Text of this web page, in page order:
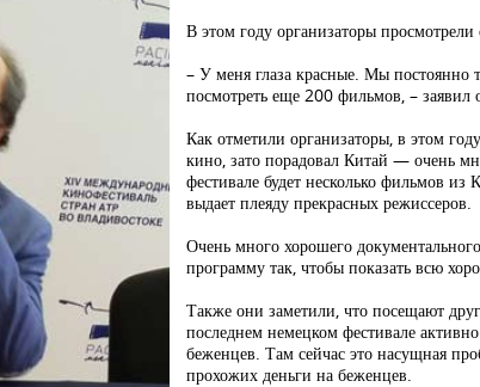
В этом году организаторы
– У меня глаза красные. Мы постоянно
посмотреть еще 200 фильмов, –
Как отметили организаторы, в этом
кино, зато порадовал Китай — очень
фестивале будет несколько фильмов из
выдает плеяду прекрасных режиссеров.
Очень много хорошего
программу так, чтобы показать всю
Также они заметили, что посещают
последнем немецком фестивале
беженцев. Там сейчас это насущная
прохожих деньги на беженцев.